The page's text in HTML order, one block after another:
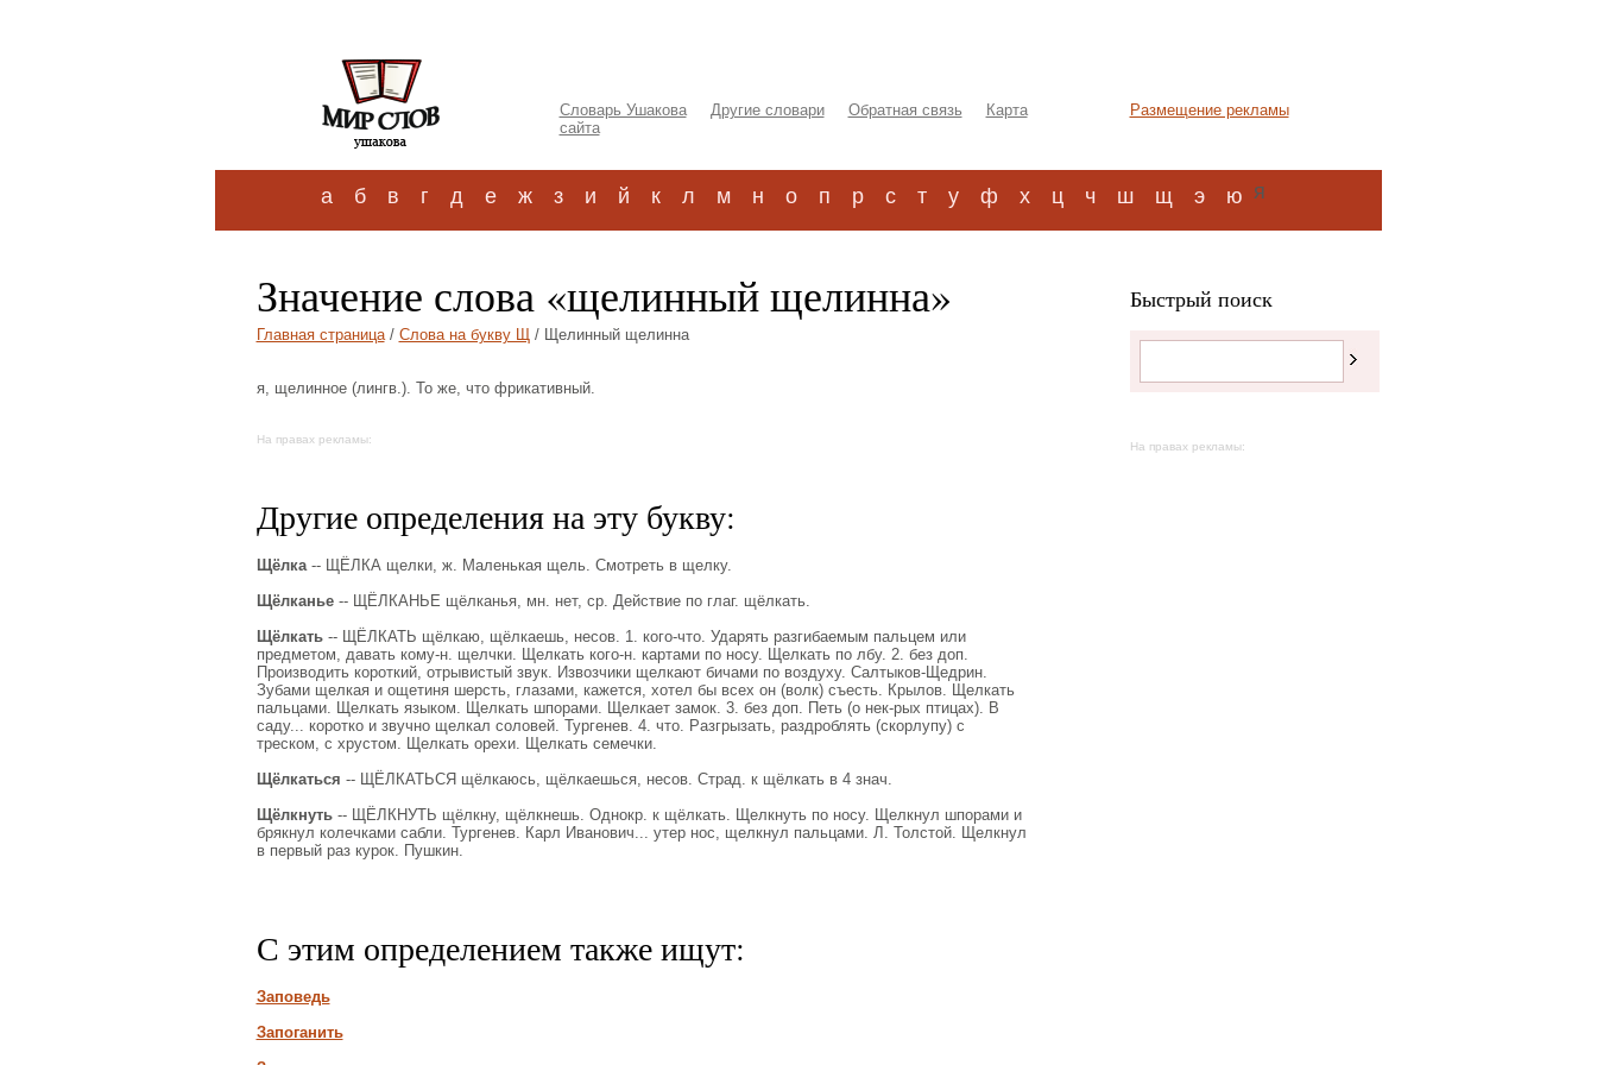
Словарь Ушакова Другие словари Обратная связь
Карта
сайта
Размещение рекламы
а б в г д е ж з и й к л м н о п р с т у ф х ц ч ш щ э ю я
Значение слова «щелинный щелинна»
Главная страница/ Слова на букву Щ/ Щелинный щелинна
я, щелинное (лингв.). То же, что фрикативный.
На правах рекламы:
Другие определения на эту букву:
Щёлка-- ЩЁЛКА щелки, ж. Маленькая щель. Смотреть в щелку.
Щёлканье-- ЩЁЛКАНЬЕ щёлканья, мн. нет, ср. Действие по глаг. щёлкать.
Щёлкать-- ЩЁЛКАТЬ щёлкаю, щёлкаешь, несов. 1. кого-что. Ударять разгибаемым пальцем или
предметом, давать кому-н. щелчки. Щелкать кого-н. картами по носу. Щелкать по лбу. 2. без доп.
Производить короткий, отрывистый звук. Извозчики щелкают бичами по воздуху. Салтыков-Щедрин.
Зубами щелкая и ощетиня шерсть, глазами, кажется, хотел бы всех он (волк) съесть. Крылов. Щелкать
пальцами. Щелкать языком. Щелкать шпорами. Щелкает замок. 3. без доп. Петь (о нек-рых птицах). В
саду... коротко и звучно щелкал соловей. Тургенев. 4. что. Разгрызать, раздроблять (скорлупу) с
треском, с хрустом. Щелкать орехи. Щелкать семечки.
Щёлкаться -- ЩЁЛКАТЬСЯ щёлкаюсь, щёлкаешься, несов. Страд. к щёлкать в 4 знач.
Щёлкнуть-- ЩЁЛКНУТЬ щёлкну, щёлкнешь. Однокр. к щёлкать. Щелкнуть по носу. Щелкнул шпорами и
брякнул колечками сабли. Тургенев. Карл Иванович... утер нос, щелкнул пальцами. Л. Толстой. Щелкнул
в первый раз курок. Пушкин.
С этим определением также ищут:
Заповедь
Запоганить
Быстрый поиск
На правах рекламы: